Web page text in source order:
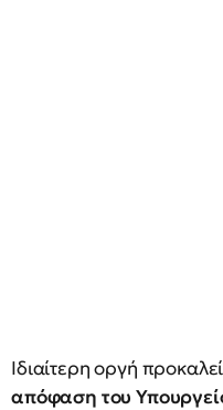
Ιδιαίτερη οργή
απόφαση του